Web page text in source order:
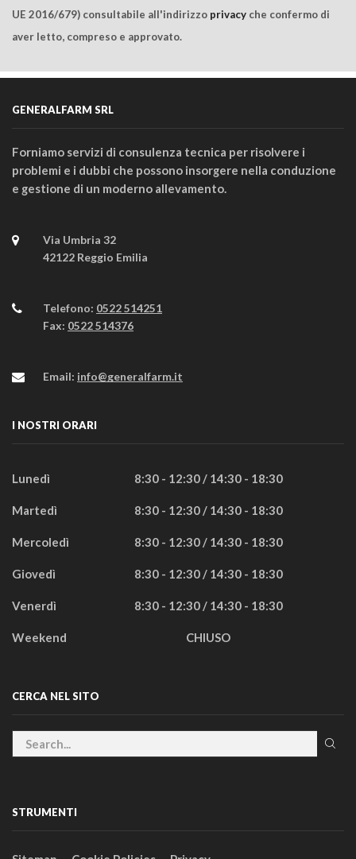
UE 2016/679) consultabile all'indirizzo privacy che confermo di
aver letto, compreso e approvato.
GENERALFARM SRL
Forniamo servizi di consulenza tecnica per risolvere i
problemi e i dubbi che possono insorgere nella conduzione
e gestione di un moderno allevamento.
Via Umbria 32
42122 Reggio Emilia
Telefono: 0522 514251
Fax: 0522 514376
Email: info@generalfarm.it
I NOSTRI ORARI
Lunedì 8:30 - 12:30 / 14:30 - 18:30
Martedì 8:30 - 12:30 / 14:30 - 18:30
Mercoledì 8:30 - 12:30 / 14:30 - 18:30
Giovedì 8:30 - 12:30 / 14:30 - 18:30
Venerdì 8:30 - 12:30 / 14:30 - 18:30
Weekend CHIUSO
CERCA NEL SITO
STRUMENTI